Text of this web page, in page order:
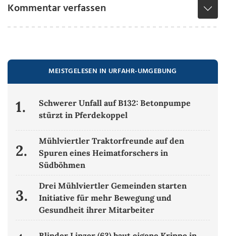
Kommentar verfassen
MEISTGELESEN IN URFAHR-UMGEBUNG
1.
Schwerer Unfall auf B132: Betonpumpe
stürzt in Pferdekoppel
2.
Mühlviertler Traktorfreunde auf den
Spuren eines Heimatforschers in
Südböhmen
3.
Drei Mühlviertler Gemeinden starten
Initiative für mehr Bewegung und
Gesundheit ihrer Mitarbeiter